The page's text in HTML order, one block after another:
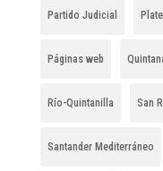
Partido Judicial
Páginas web
Río-Quintanilla San
Santander Mediterráneo